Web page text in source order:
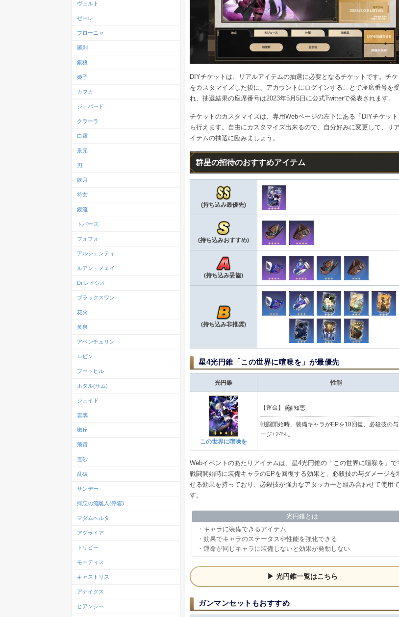
DIYチケットは、リアルアイテムの抽選に必要となるチケットです。チケ
をカスタマイズした後に、アカウントにログインすることで座席番号を
れ、抽選結果の座席番号は2023年5月5日に公式Twitterで発表されます。
チケットのカスタマイズは、専用Webページの左下にある「DIYチケッ
ら行えます。自由にカスタマイズ出来るので、自分好みに変更して、リ
イテムの抽選に臨みましょう。
群星の招待のおすすめアイテム
(持ち込み最優先)
(持ち込みおすすめ)
(持ち込み妥協)
(持ち込み非推奨)
星4光円錐「この世界に喧噪を」が最優先
光円錐 性能
この世界に喧噪を
【運命】 知恵
戦闘開始時、装備キャラがEPを18回復、必殺技の与
ージ+24%。
Webイベントのあたりアイテムは、星4光円錐の「この世界に喧噪を」で
戦闘開始時に装備キャラのEPを回復する効果と、必殺技の与ダメージを
せる効果を持っており、必殺技が強力なアタッカーと組み合わせて使用
す。
光円錐とは
・キャラに装備できるアイテム
・効果でキャラのステータスや性能を強化できる
・運命が同じキャラに装備しないと効果が発動しない
光円錐一覧はこちら
ガンマンセットもおすすめ
ヴェルト
ゼーレ
ブローニャ
羅刹
銀狼
姫子
カフカ
ジェパード
クラーラ
白露
景元
刃
飲月
符玄
鏡流
トパーズ
フォフォ
アルジェンティ
ルアン・メェイ
Dr.レイシオ
ブラックスワン
花火
黄泉
アベンチュリン
ロビン
ブートヒル
ホタル(サム)
ジェイド
雲璃
椒丘
飛霄
霊砂
乱破
サンデー
帰忘の流離人(停雲)
マダムヘルタ
アグライア
トリビー
モーディス
キャストリス
アナイクス
ヒアンシー